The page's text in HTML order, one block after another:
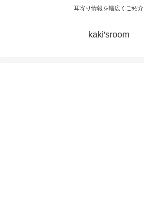
耳寄り情報を幅広くご紹介
kaki'sroom